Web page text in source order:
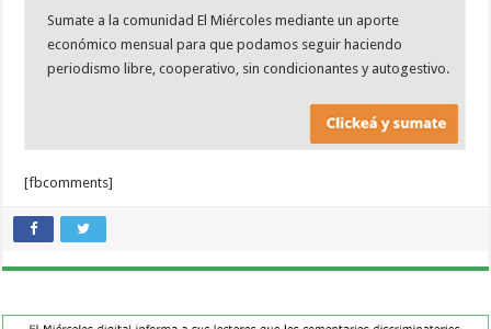
Sumate a la comunidad El Miércoles mediante un aporte
económico mensual para que podamos seguir haciendo
periodismo libre, cooperativo, sin condicionantes y autogestivo.
[fbcomments]